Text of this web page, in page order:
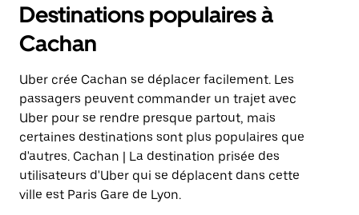
Destinations populaires à
Cachan
Uber crée Cachan se déplacer facilement. Les
passagers peuvent commander un trajet avec
Uber pour se rendre presque partout, mais
certaines destinations sont plus populaires que
d'autres. Cachan | La destination prisée des
utilisateurs d'Uber qui se déplacent dans cette
ville est Paris Gare de Lyon.